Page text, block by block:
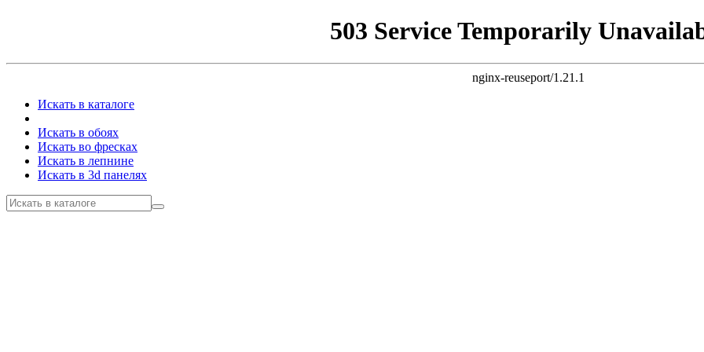
503 Service Temporarily
nginx-reuseport/1.21.1
Искать в каталоге
Искать в обоях
Искать во фресках
Искать в лепнине
Искать в 3d панелях